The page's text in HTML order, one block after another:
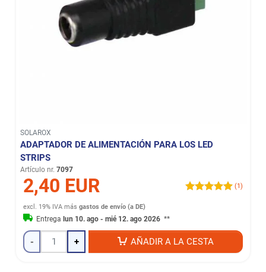
SOLAROX
ADAPTADOR DE ALIMENTACIÓN PARA LOS LED
STRIPS
Artículo nr. 7097
2,40 EUR (1)
excl. 19% IVA másgastos de envío (a DE)
Entrega lun 10. ago - mié 12. ago 2026 **
- + AÑADIR A LA CESTA